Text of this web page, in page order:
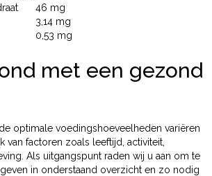
46 mg
3,14 mg
0,53 mg
met een gezond
optimale voedingshoeveelheden variëren
van factoren zoals leeftijd, activiteit,
Als uitgangspunt raden wij u aan om te
in onderstaand overzicht en zo nodig